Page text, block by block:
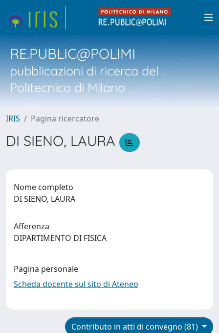
RE.PUBLIC@POLIMI
pubblicazioni di ricerca del
Politecnico di Milano
IRIS Pagina ricercatore
DI SIENO, LAURA
Nome completo
DI SIENO, LAURA
Afferenza
DIPARTIMENTO DI FISICA
Pagina personale
Scheda docente sul sito di Ateneo
Contributo in atti di convegno (81)